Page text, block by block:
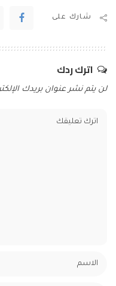
شارك على
اترك ردك
لن يتم نشر عنوان بريدك